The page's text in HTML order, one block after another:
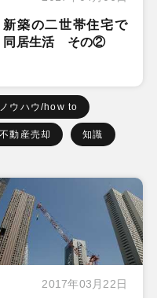
新築の二世帯住宅で
同居生活 その②
ノウハウ/how to
不動産売却 知識
2017年03月22日